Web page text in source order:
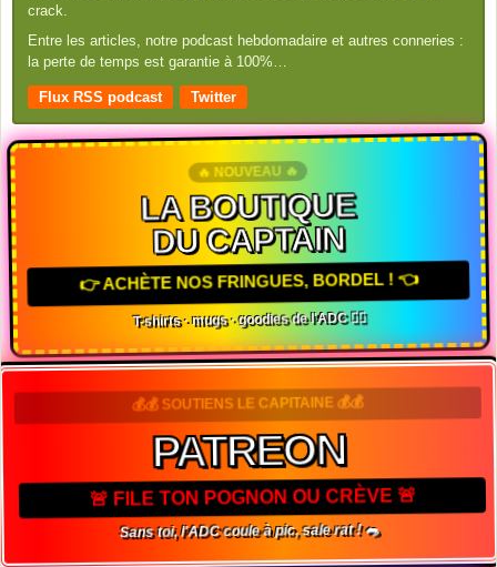
crack.
Entre les articles, notre podcast hebdomadaire et autres conneries :
la perte de temps est garantie à 100%…
Flux RSS podcast Twitter
🔥 NOUVEAU 🔥
LA BOUTIQUE
DU CAPTAIN
👉 ACHÈTE NOS FRINGUES, BORDEL ! 👈
T-shirts · mugs · goodies de l'ADC 🏴‍☠️
💰💰 SOUTIENS LE CAPITAINE 💰💰
PATREON
🚨 FILE TON POGNON OU CRÈVE 🚨
Sans toi, l'ADC coule à pic, sale rat ! 🐀